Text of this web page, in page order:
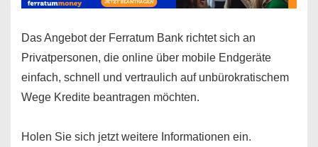
Das Angebot der Ferratum Bank richtet sich an
Privatpersonen, die online über mobile Endgeräte
einfach, schnell und vertraulich auf unbürokratischem
Wege Kredite beantragen möchten.
Holen Sie sich jetzt weitere Informationen ein.